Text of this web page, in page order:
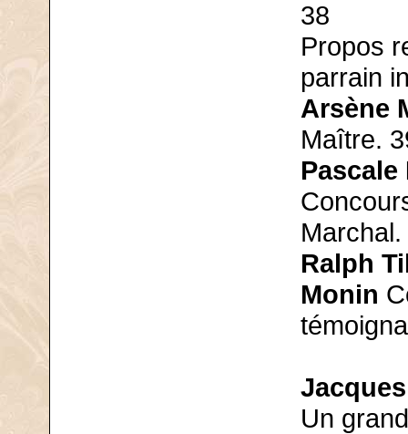
38
Propos
parrain
Arsène
Maître.
Pascale
Ralph
Monin
Un